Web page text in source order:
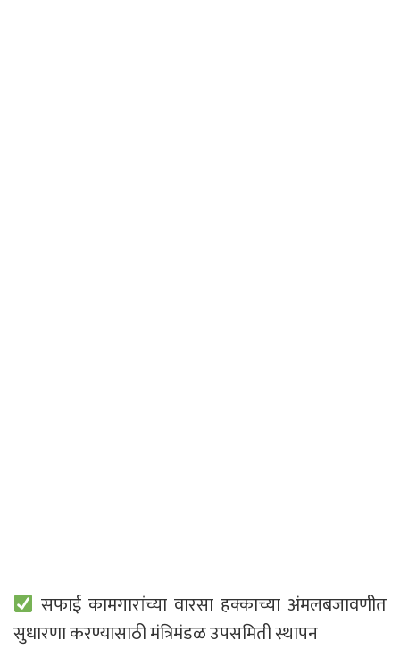
सफाई कामगारांच्या वारसा हक्काच्या अंमलबजावणीत
सुधारणा करण्यासाठी मंत्रिमंडळ उपसमिती स्थापन